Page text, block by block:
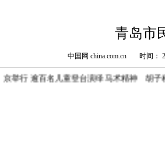
青岛市
中国网 china.com.cn 时间：